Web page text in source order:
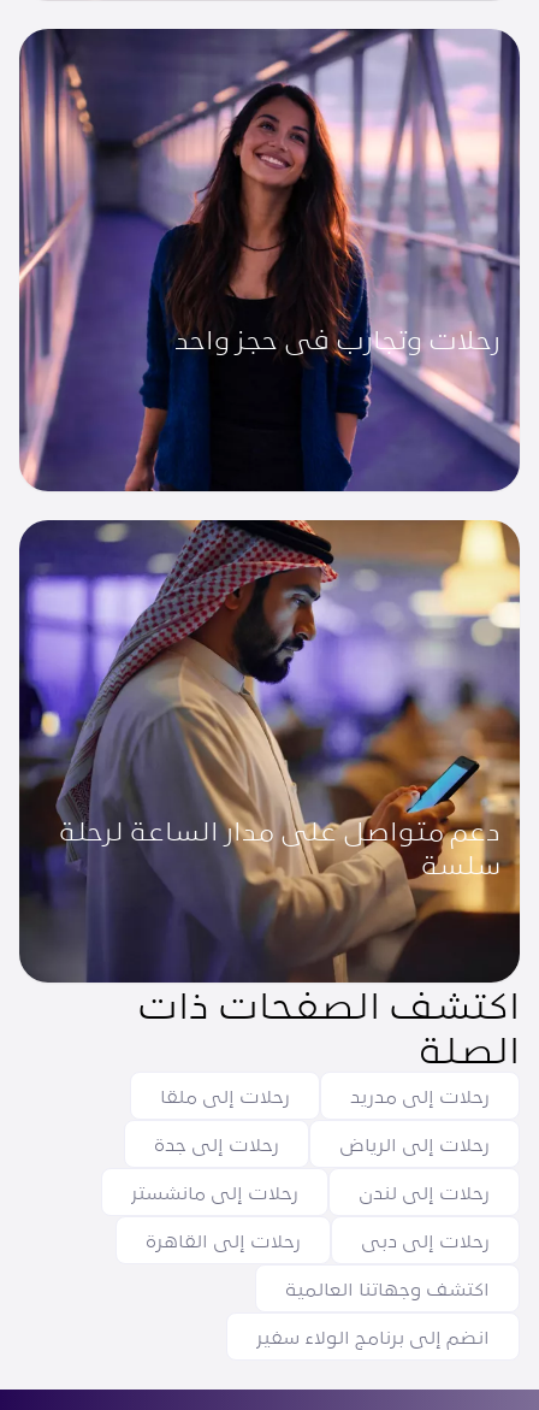
رحلات وتجارب في حجز واحد
دعم متواصل على مدار الساعة لرحلة
سلسة
اكتشف الصفحات ذات
الصلة
رحلات إلى مدريد
رحلات إلى ملقا
رحلات إلى الرياض
رحلات إلى جدة
رحلات إلى لندن
رحلات إلى مانشستر
رحلات إلى دبي
رحلات إلى القاهرة
اكتشف وجهاتنا العالمية
انضم إلى برنامج الولاء سفير